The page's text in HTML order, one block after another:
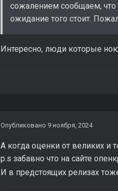
сожалением сообщаем, что
ожидание того стоит.
Интересно, люди которые
Опубликовано 9 ноября, 2024
А когда оценки от великих и
p.s забавно что на сайте
И в предстоящих релизах